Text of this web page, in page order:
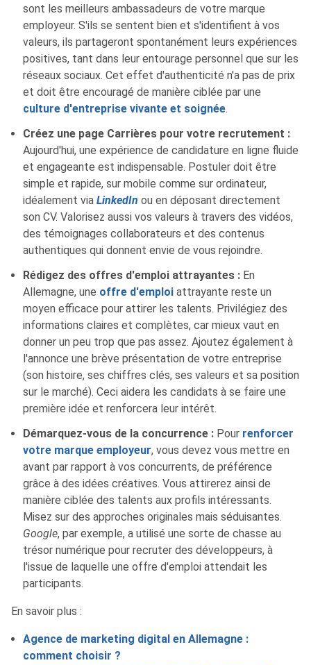
sont les meilleurs ambassadeurs de votre marque
employeur. S'ils se sentent bien et s'identifient à vos
valeurs, ils partageront spontanément leurs expériences
positives, tant dans leur entourage personnel que sur les
réseaux sociaux. Cet effet d'authenticité n'a pas de prix
et doit être encouragé de manière ciblée par une
culture d'entreprise vivante et soignée.
Créez une page Carrières pour votre recrutement :
Aujourd'hui, une expérience de candidature en ligne fluide
et engageante est indispensable. Postuler doit être
simple et rapide, sur mobile comme sur ordinateur,
idéalement via LinkedIn ou en déposant directement
son CV. Valorisez aussi vos valeurs à travers des vidéos,
des témoignages collaborateurs et des contenus
authentiques qui donnent envie de vous rejoindre.
Rédigez des offres d'emploi attrayantes : En
Allemagne, une offre d'emploi attrayante reste un
moyen efficace pour attirer les talents. Privilégiez des
informations claires et complètes, car mieux vaut en
donner un peu trop que pas assez. Ajoutez également à
l'annonce une brève présentation de votre entreprise
(son histoire, ses chiffres clés, ses valeurs et sa position
sur le marché). Ceci aidera les candidats à se faire une
première idée et renforcera leur intérêt.
Démarquez-vous de la concurrence : Pour renforcer
votre marque employeur, vous devez vous mettre en
avant par rapport à vos concurrents, de préférence
grâce à des idées créatives. Vous attirerez ainsi de
manière ciblée des talents aux profils intéressants.
Misez sur des approches originales mais séduisantes.
Google, par exemple, a utilisé une sorte de chasse au
trésor numérique pour recruter des développeurs, à
l'issue de laquelle une offre d'emploi attendait les
participants.
En savoir plus :
Agence de marketing digital en Allemagne :
comment choisir ?